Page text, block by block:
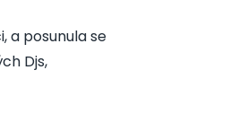
a posunula se
Djs,